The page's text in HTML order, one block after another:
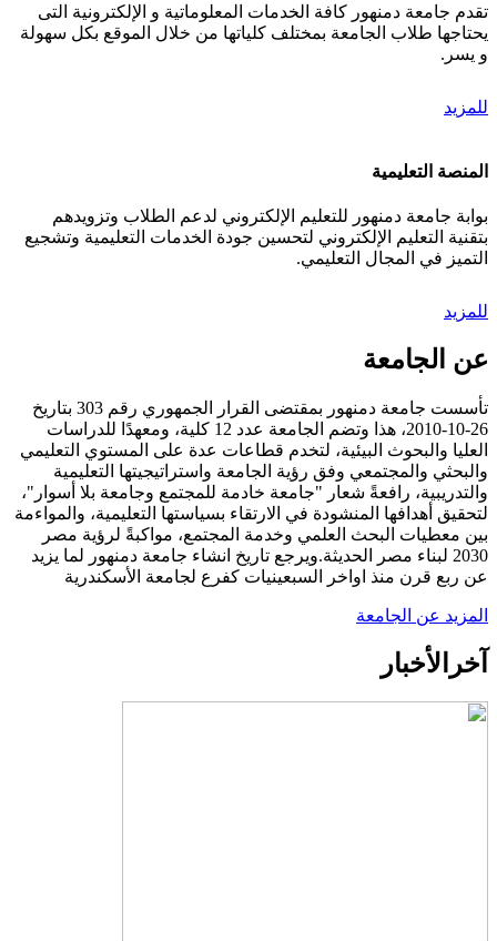
تقدم جامعة دمنهور كافة الخدمات المعلوماتية و الإلكترونية التى
يحتاجها طلاب الجامعة بمختلف كلياتها من خلال الموقع بكل سهولة
و يسر.
للمزيد
المنصة التعليمية
بوابة جامعة دمنهور للتعليم الإلكتروني لدعم الطلاب وتزويدهم
بتقنية التعليم الإلكتروني لتحسين جودة الخدمات التعليمية وتشجيع
التميز في المجال التعليمي.
للمزيد
عن الجامعة
تأسست جامعة دمنهور بمقتضى القرار الجمهوري رقم 303 بتاريخ
26-10-2010، هذا وتضم الجامعة عدد 12 كلية، ومعهدًا للدراسات
العليا والبحوث البيئية، لتخدم قطاعات عدة على المستوي التعليمي
والبحثي والمجتمعي وفق رؤية الجامعة واستراتيجيتها التعليمية
والتدريبية، رافعةً شعار "جامعة خادمة للمجتمع وجامعة بلا أسوار"،
لتحقيق أهدافها المنشودة في الارتقاء بسياستها التعليمية، والمواءمة
بين معطيات البحث العلمي وخدمة المجتمع، مواكبةً لرؤية مصر
2030 لبناء مصر الحديثة.ويرجع تاريخ انشاء جامعة دمنهور لما يزيد
عن ربع قرن منذ اواخر السبعينيات كفرع لجامعة الأسكندرية
المزيد عن الجامعة
آخر الأخبار